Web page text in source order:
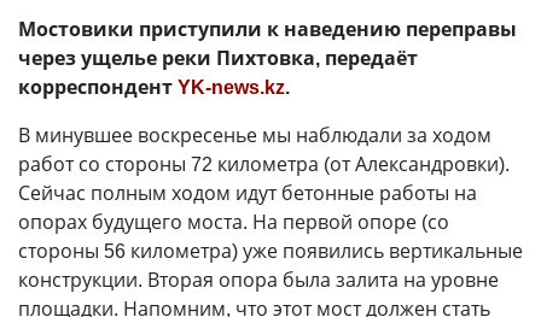
Мостовики приступили к наведению переправы
через ущелье реки Пихтовка, передаёт
корреспондентYK-news.kz.
В минувшее воскресенье мы наблюдали за ходом
работ со стороны 72 километра (от Александровки).
Сейчас полным ходом идут бетонные работы на
опорах будущего моста. На первой опоре (со
стороны 56 километра) уже появились вертикальные
конструкции. Вторая опора была залита на уровне
площадки. Напомним, что этот мост должен стать